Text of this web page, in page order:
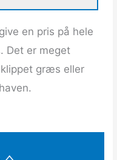
en pris på hele
Det er meget
græs eller